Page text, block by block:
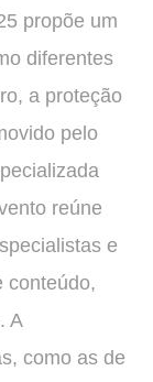
propõe um
diferentes
a proteção
pelo
reúne
e
conteúdo,
A
como as de